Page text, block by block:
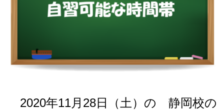
2020年11月28日（土 ）の 静岡校の